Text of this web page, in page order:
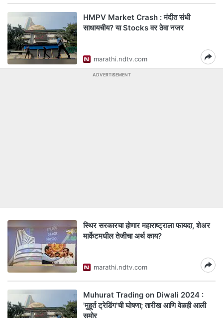
HMPV Market Crash : मंदीत संधी
साधायचीय? या Stocks वर ठेवा नजर
marathi.ndtv.com
ADVERTISEMENT
स्थिर सरकारचा होणार महाराष्ट्राला फायदा, शेअर
मार्केटमधील तेजीचा अर्थ काय?
marathi.ndtv.com
Muhurat Trading on Diwali 2024 :
'मुहूर्त ट्रेडिंग'ची घोषणा; तारीख आणि वेळही आली
समोर